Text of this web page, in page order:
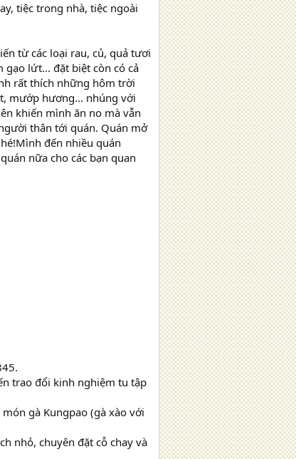
tiệc trong nhà, tiệc ngoài
từ các loại rau, củ, quả tươi
gạo lứt... đặt biệt còn có cả
rất thích những hôm trời
mướp hương... nhúng với
khiến mình ăn no mà vẫn
thân tới quán. Quán mở
đến nhiều quán
nữa cho các bạn quan
trao đổi kinh nghiệm tu tập
gà Kungpao (gà xào với
nhỏ, chuyên đặt cỗ chay và